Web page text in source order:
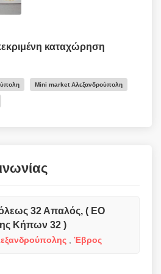
καταχώρηση
Mini market Αλεξανδρούπολη
32 Απαλός, ( ΕΟ
Κήπων 32 )
Έβρος